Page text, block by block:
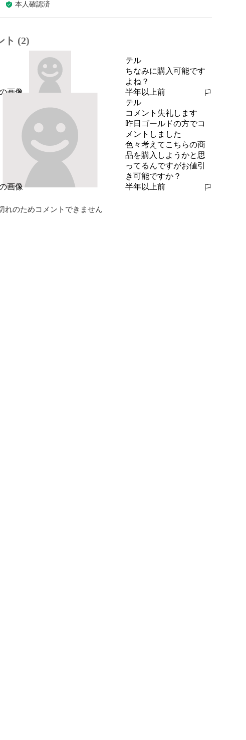
本人確認済
ト (2)
テル
ちなみに購入可能です
よね？
半年以上前
報告する
テル
コメント失礼します
昨日ゴールドの方でコ
メントしました
色々考えてこちらの商
品を購入しようかと思
ってるんですがお値引
き可能ですか？
半年以上前
報告する
れのためコメントできません